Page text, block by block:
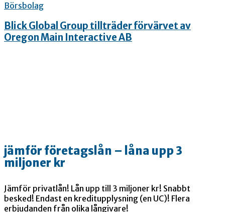
Börsbolag
Blick Global Group tillträder förvärvet av
Oregon Main Interactive AB
jämför företagslån – låna upp 3
miljoner kr
Jämför privatlån! Lån upp till 3 miljoner kr! Snabbt
besked! Endast en kreditupplysning (en UC)! Flera
erbjudanden från olika långivare!